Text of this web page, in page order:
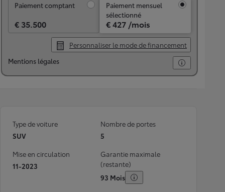
Paiement comptant
€ 35.500
Paiement mensuel
sélectionné
€ 427 /mois
Personnaliser le mode de financement
Mentions légales
Type de voiture
SUV
Nombre de portes
5
Mise en circulation
11-2023
Garantie maximale
(restante)
93 Mois